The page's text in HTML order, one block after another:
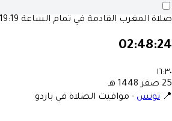
صلاة المغرب القادمة في تمام الساعة 19:19
02:48:24
١٦:٣٠
25 صفر 1448 هـ
📍 تونس - مواقيت الصلاة في باردو